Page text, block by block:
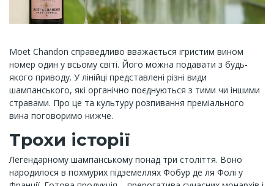
Moet Chandon справедливо вважається ігристим вином
номер один у всьому світі. Його можна подавати з будь-
якого приводу. У лінійці представлені різні види
шампанського, які органічно поєднуються з тими чи іншими
стравами. Про це та культуру розпивання преміального
вина поговоримо нижче.
Трохи історії
Легендарному шампанському понад три століття. Воно
народилося в похмурих підземеллях Фобур де ля Фолі у